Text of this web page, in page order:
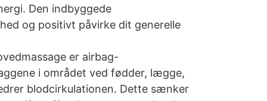
Den indbyggede
og positivt påvirke dit generelle
er airbag-
i området ved fødder, lægge,
blodcirkulationen. Dette sænker